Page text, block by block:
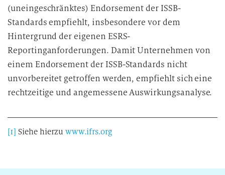
(uneingeschränktes) Endorsement der ISSB-
Standards empfiehlt, insbesondere vor dem
Hintergrund der eigenen ESRS-
Reportinganforderungen. Damit Unternehmen von
einem Endorsement der ISSB-Standards nicht
unvorbereitet getroffen werden, empfiehlt sich eine
rechtzeitige und angemessene Auswirkungsanalyse.
[1] Siehe hierzu www.ifrs.org